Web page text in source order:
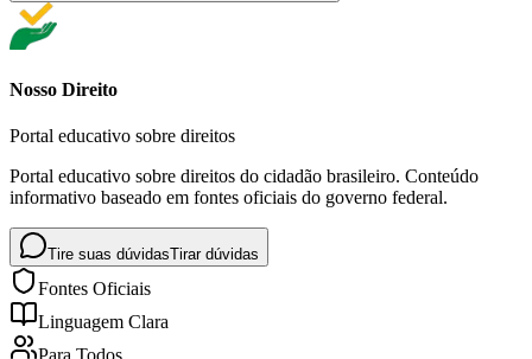
Nosso Direito
Portal educativo sobre direitos
Portal educativo sobre direitos do cidadão brasileiro. Conteúdo
informativo baseado em fontes oficiais do governo federal.
Tire suas dúvidasTirar dúvidas
Fontes Oficiais
Linguagem Clara